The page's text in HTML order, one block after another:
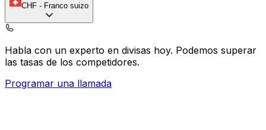
CHF - Franco suizo
Habla con un experto en divisas hoy. Podemos superar
las tasas de los competidores.
Programar una llamada